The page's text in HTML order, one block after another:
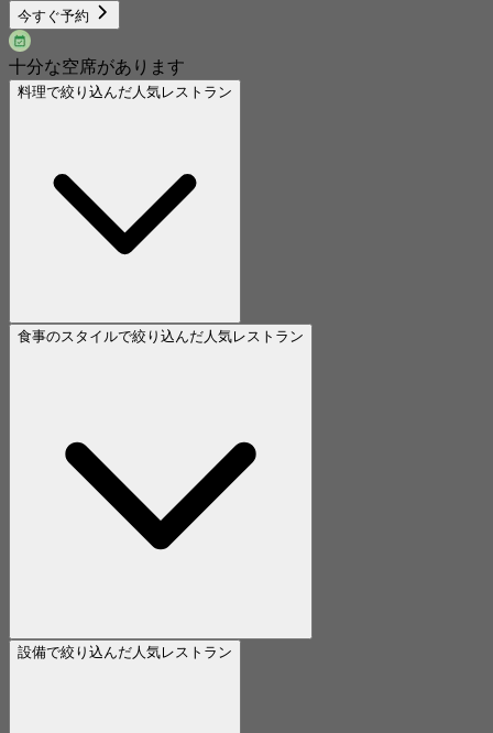
今すぐ予約
十分な空席があります
料理で絞り込んだ人気レストラン
食事のスタイルで絞り込んだ人気レストラン
設備で絞り込んだ人気レストラン